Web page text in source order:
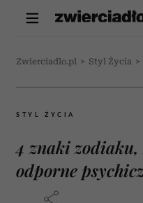
Zwierciadlo.pl > Styl Życia >
STYL ŻYCIA
4 znaki
odporne